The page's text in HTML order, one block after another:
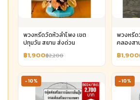
พวงหรีดวัดหัวลำโพง เขต
ปทุมวัน สยาม ส่งด่วน
฿1,900฿2,200
พวงหรี
คลองสา
฿1,900
-10% -10%